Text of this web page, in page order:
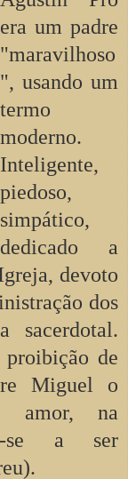
era um padre
"maravilhoso
", usando um
termo
moderno.
Inteligente,
piedoso,
simpático,
dedicado a
devoto
dos
sacerdotal.
de
Miguel o
amor, na
se a ser